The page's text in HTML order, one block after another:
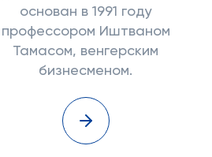
основан в 1991 году
профессором Иштваном
Тамасом, венгерским
бизнесменом.